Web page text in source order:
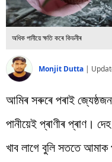
অধিক পানীয়ে ক্ষতি কৰে কিডনীৰ
Monjit Dutta |
আমিৰ সৰুৰে পৰাই
পানীয়েই প্ৰাণীৰ প্ৰাণ।
খাব লাগে বুলি সততে আমাক